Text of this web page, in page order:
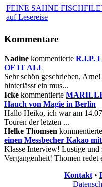
FEINE SAHNE
auf Lesereise
Kommentare
Nadine kommentierte R.I.P.
OF IT ALL
Sehr schön geschrieben,
hinterlässt ein mus...
Icke kommentierte
Hauch von Magie in Berlin
Hallo Heiko, ich war am
Touren der letzten ...
Helke Thomsen kommentierte
einen Messbecher Kakao
Klasse Interview! Lustige und
Vergangenheit! Thomen redet
Kontakt•